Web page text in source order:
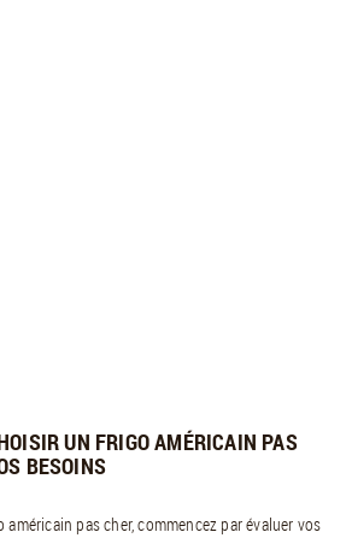
UN FRIGO AMÉRICAIN PAS
BESOINS
pas cher, commencez par évaluer vos